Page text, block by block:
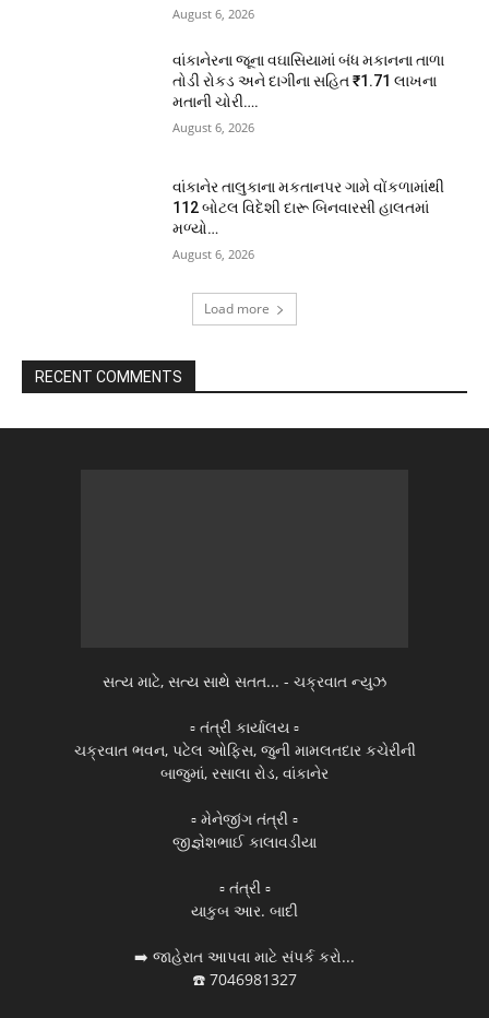
August 6, 2026
વાંકાનેરના જૂના વઘાસિયામાં બંધ મકાનના તાળા
તોડી રોકડ અને દાગીના સહિત ₹1.71 લાખના
મતાની ચોરી….
August 6, 2026
વાંકાનેર તાલુકાના મકતાનપર ગામે વોંકળામાંથી
112 બોટલ વિદેશી દારૂ બિનવારસી હાલતમાં
મળ્યો…
August 6, 2026
Load more
RECENT COMMENTS
સત્ય માટે, સત્ય સાથે સતત... - ચક્રવાત ન્યુઝ
▫️ તંત્રી કાર્યાલય ▫️
ચક્રવાત ભવન, પટેલ ઓફિસ, જુની મામલતદાર કચેરીની
બાજુમાં, રસાલા રોડ, વાંકાનેર
▫️ મેનેજીંગ તંત્રી ▫️
જીજ્ઞેશભાઈ કાલાવડીયા
▫️ તંત્રી ▫️
યાકુબ આર. બાદી
➡️ જાહેરાત આપવા માટે સંપર્ક કરો...
☎️ 7046981327